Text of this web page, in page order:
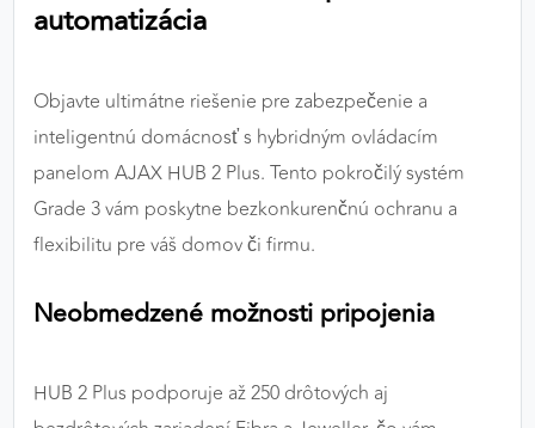
automatizácia
Objavte ultimátne riešenie pre zabezpečenie a
inteligentnú domácnosť s hybridným ovládacím
panelom AJAX HUB 2 Plus. Tento pokročilý systém
Grade 3 vám poskytne bezkonkurenčnú ochranu a
flexibilitu pre váš domov či firmu.
Neobmedzené možnosti pripojenia
HUB 2 Plus podporuje až 250 drôtových aj
výkon a funkčnosť našich stránok.
Poskytovateľ: Google
MARKETINGOVÉ COOKIES
Marketingové cookies sa používajú na sledovanie
stránkami. Umožňujú nám a našim partnerom